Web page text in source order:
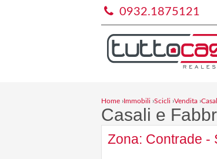
0932.1875121
Home ›Immobili ›Scicli ›Vendita ›
Casali e
Zona: Contrade -